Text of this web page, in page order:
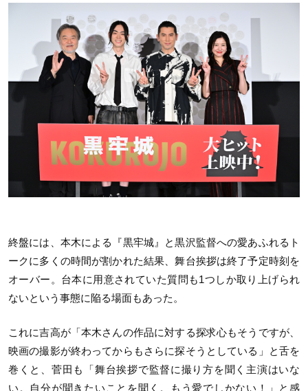
終盤には、本木による『黒牢城』と黒沢監督への愛あふれるト
ークに多くの時間が割かれた結果、舞台挨拶は終了予定時刻を
オーバー。台本に用意されていた質問も1つしか取り上げられ
ないという事態に陥る場面もあった。
これに吉高が「本木さんの作品に対する探求心もそうですが、
映画の撮影が終わってからもさらに探そうとしている」と舌を
巻くと、菅田も「舞台挨拶で監督に撮り方を聞く主演はいな
い。自分が聞きたいことを聞く。もう愛でしかない！」と感